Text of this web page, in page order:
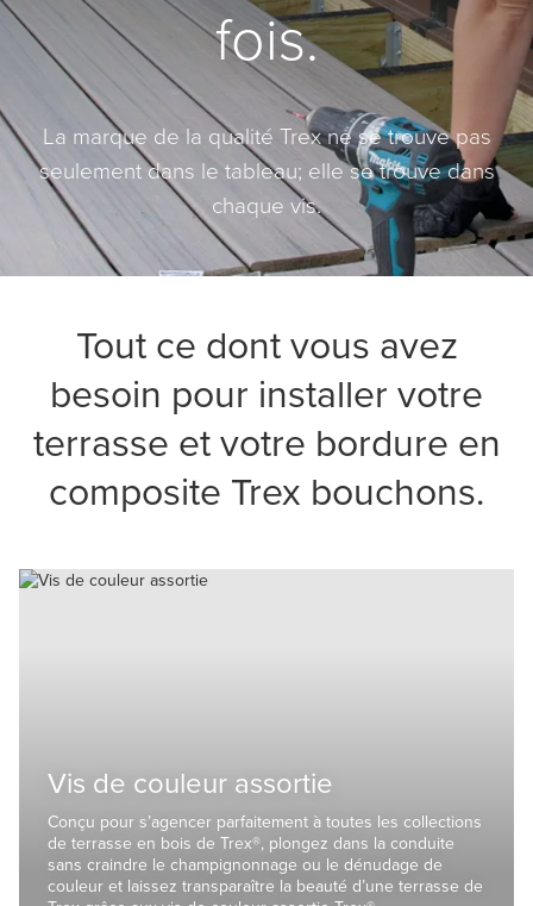
fois.
La marque de la qualité Trex ne se trouve pas
seulement dans le tableau; elle se trouve dans
chaque vis.
Tout ce dont vous avez
besoin pour installer votre
terrasse et votre bordure en
composite Trex bouchons.
Vis de couleur assortie
Conçu pour s’agencer parfaitement à toutes les collections
de terrasse en bois de Trex®, plongez dans la conduite
sans craindre le champignonnage ou le dénudage de
couleur et laissez transparaître la beauté d’une terrasse de